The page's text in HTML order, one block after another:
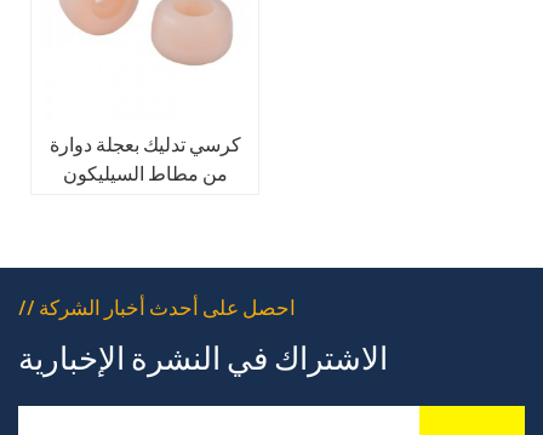
كرسي تدليك بعجلة دوارة
من مطاط السيليكون
// احصل على أحدث أخبار الشركة
الاشتراك في النشرة الإخبارية